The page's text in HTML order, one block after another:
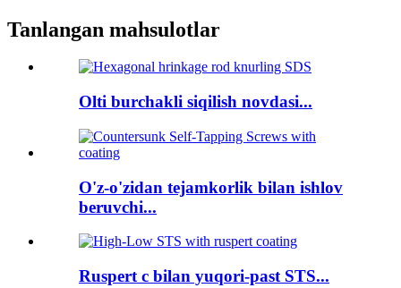
Tanlangan mahsulotlar
Olti burchakli siqilish novdasi...
O'z-o'zidan tejamkorlik bilan ishlov
beruvchi...
Ruspert c bilan yuqori-past STS...